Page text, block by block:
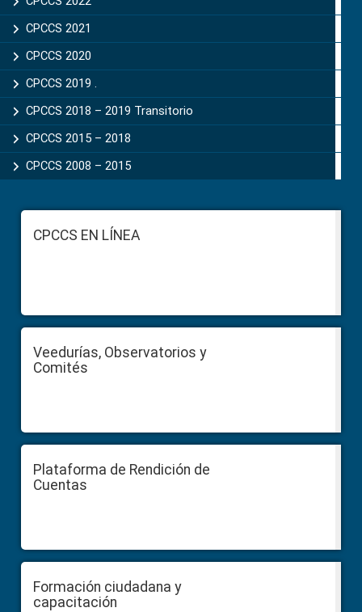
CPCCS 2021
CPCCS 2020
CPCCS 2019 .
CPCCS 2018 – 2019 Transitorio
CPCCS 2015 – 2018
CPCCS 2008 – 2015
FooterCPCCS EN LÍNEA
Veedurías, Observatorios y
Comités
Plataforma de Rendición de
Cuentas
Formación ciudadana y
capacitación